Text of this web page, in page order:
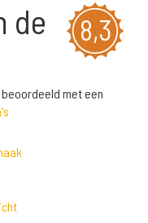
8,3
de
beoordeeld met een